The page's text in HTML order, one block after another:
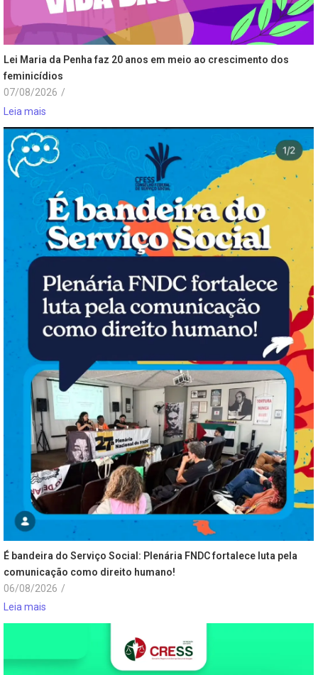
Lei Maria da Penha faz 20 anos em meio ao crescimento dos
feminicídios
07/08/2026 /
Leia mais
É bandeira do Serviço Social: Plenária FNDC fortalece luta pela
comunicação como direito humano!
06/08/2026 /
Leia mais